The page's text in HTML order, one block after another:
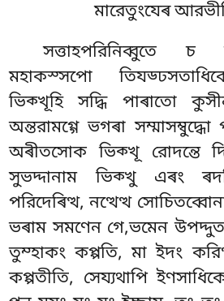
মারেতুংযেৰ
সত্তাহপরিনিব্বুতে
মহাকস্সপো
ভিক্খূহি সদ্ধি পাৰাতো
অন্তরামগ্গে ভগৰা সম্মাসম্বুদ্ধো
অৰীতসোক ভিক্খূ রোদন্তে
সুভদ্দানাম ভিক্খু এৰং
পরিদেৰিত্থ, নত্থেত্থ
ভৰাম সমণেন গে,ভমেন
তুম্হাকং কপ্পতি, মা ইদং
কপ্পতীতি, সেয্যথাপি